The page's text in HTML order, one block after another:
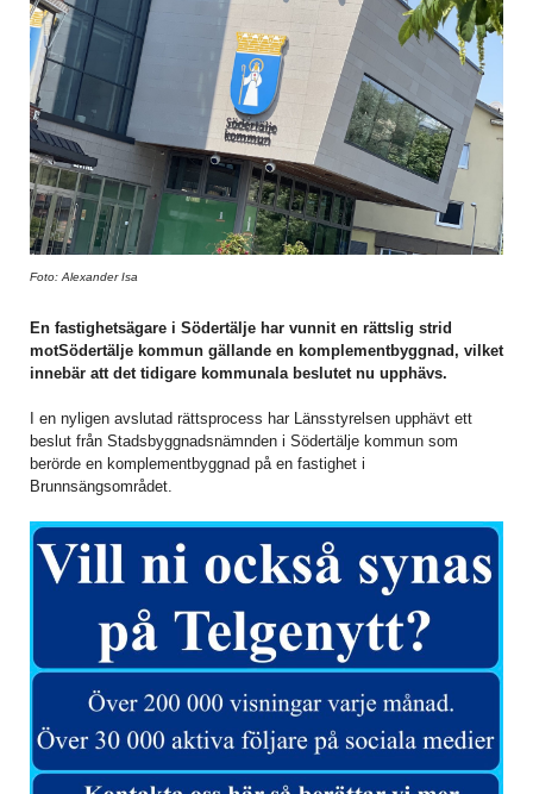
Foto: Alexander Isa
En fastighetsägare i Södertälje har vunnit en rättslig strid
motSödertälje kommun gällande en komplementbyggnad, vilket
innebär att det tidigare kommunala beslutet nu upphävs.
I en nyligen avslutad rättsprocess har Länsstyrelsen upphävt ett
beslut från Stadsbyggnadsnämnden i Södertälje kommun som
berörde en komplementbyggnad på en fastighet i
Brunnsängsområdet.